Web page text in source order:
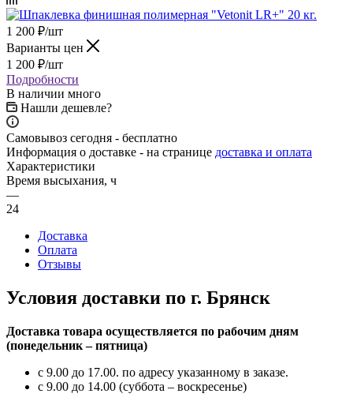
1 200 ₽/шт
Варианты цен
1 200 ₽/шт
Подробности
В наличии много
Нашли дешевле?
Самовывоз сегодня - бесплатно
Информация о доставке - на странице доставка и оплата
Характеристики
Время высыхания, ч
—
24
Доставка
Оплата
Отзывы
Условия доставки по г. Брянск
Доставка товара осуществляется по рабочим дням
(понедельник – пятница)
с 9.00 до 17.00. по адресу указанному в заказе.
с 9.00 до 14.00 (суббота – воскресенье)